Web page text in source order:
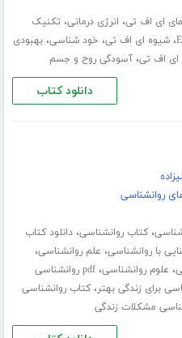
ای اف تی، انرژی درمانی، تکنیک
،شیوه ای اف تی، خود شناسی،بهبودی
اف تی،آسودگی روح و جسم
دانلود کتاب
روانشناسی
،کتاب روانشناسی،دانلود کتاب
با روانشناسی، علم روانشناسی،
، علوم روانشناسی،
pdf روانشناسی
برای زندگی بهتر،کتاب روانشناسی
مشکلات زندگی